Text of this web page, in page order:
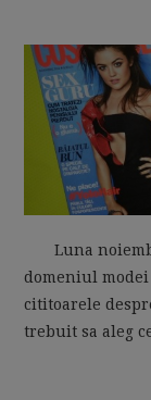
MOM LIFE
Luna
domeniul
cititoarele
trebuit sa aleg